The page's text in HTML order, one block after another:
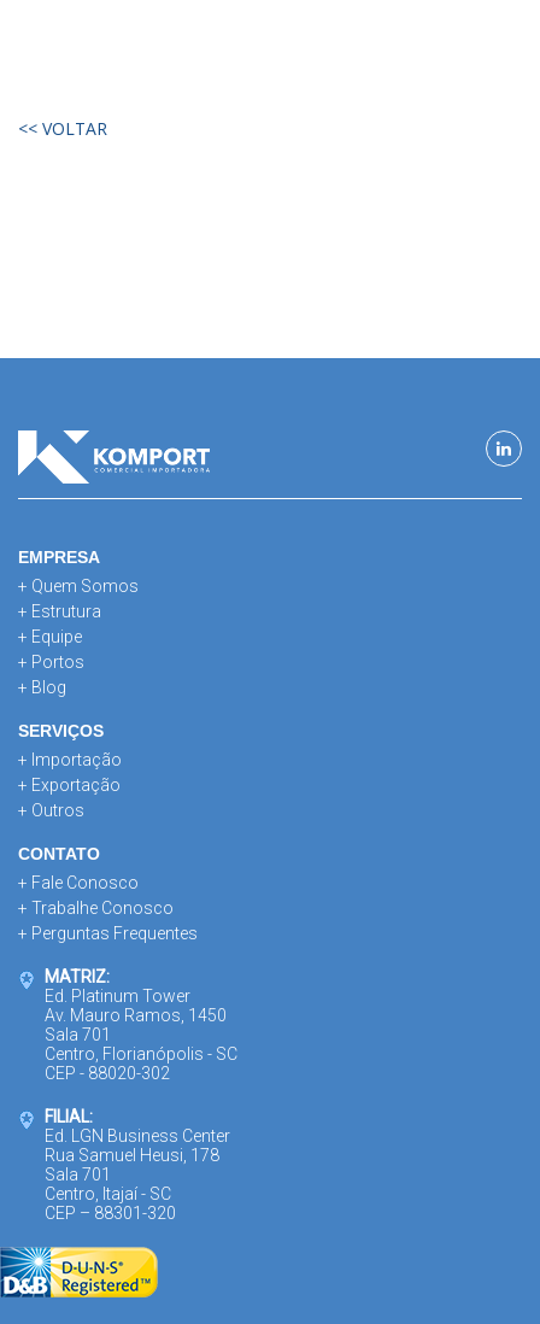
<< VOLTAR
EMPRESA
+ Quem Somos
+ Estrutura
+ Equipe
+ Portos
+ Blog
SERVIÇOS
+ Importação
+ Exportação
+ Outros
CONTATO
+ Fale Conosco
+ Trabalhe Conosco
+ Perguntas Frequentes
MATRIZ:
Ed. Platinum Tower
Av. Mauro Ramos, 1450
Sala 701
Centro, Florianópolis - SC
CEP - 88020-302
FILIAL:
Ed. LGN Business Center
Rua Samuel Heusi, 178
Sala 701
Centro, Itajaí - SC
CEP – 88301-320